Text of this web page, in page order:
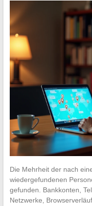
Die Mehrheit der nach
wiedergefundenen
gefunden. Bankkonten,
Netzwerke,